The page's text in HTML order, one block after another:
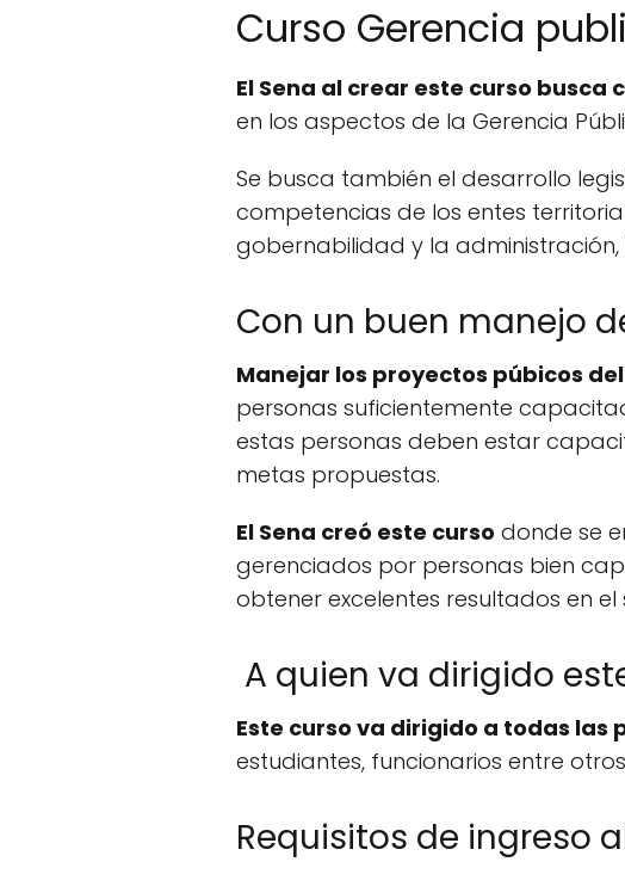
Curso Gerencia
El Sena al crear este curso busca
en los aspectos de la Gerencia
Se busca también el desarrollo
competencias de los entes
gobernabilidad y la administración,
Con un buen manejo
Manejar los proyectos púbicos
personas suficientemente
estas personas deben estar
metas propuestas.
El Sena creó este curso donde se
gerenciados por personas bien
obtener excelentes resultados en
A quien va dirigido
Este curso va dirigido a todas las
estudiantes, funcionarios entre
Requisitos de ingreso